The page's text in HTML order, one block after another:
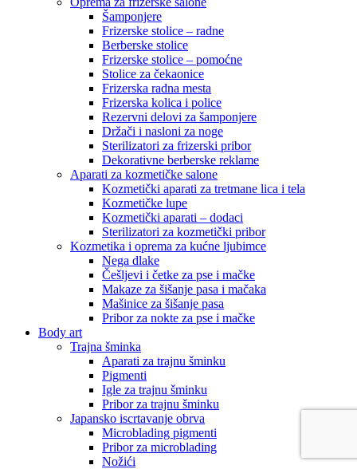
Šamponjere
Frizerske stolice – radne
Berberske stolice
Frizerske stolice – pomoćne
Stolice za čekaonice
Frizerska radna mesta
Frizerska kolica i police
Rezervni delovi za šamponjere
Držači i nasloni za noge
Sterilizatori za frizerski pribor
Dekorativne berberske reklame
Aparati za kozmetičke salone
Kozmetički aparati za tretmane lica i tela
Kozmetičke lupe
Kozmetički aparati – dodaci
Sterilizatori za kozmetički pribor
Kozmetika i oprema za kućne ljubimce
Nega dlake
Češljevi i četke za pse i mačke
Makaze za šišanje pasa i mačaka
Mašinice za šišanje pasa
Pribor za nokte za pse i mačke
Body art
Trajna šminka
Aparati za trajnu šminku
Pigmenti
Igle za trajnu šminku
Pribor za trajnu šminku
Japansko iscrtavanje obrva
Microblading pigmenti
Pribor za microblading
Nožići